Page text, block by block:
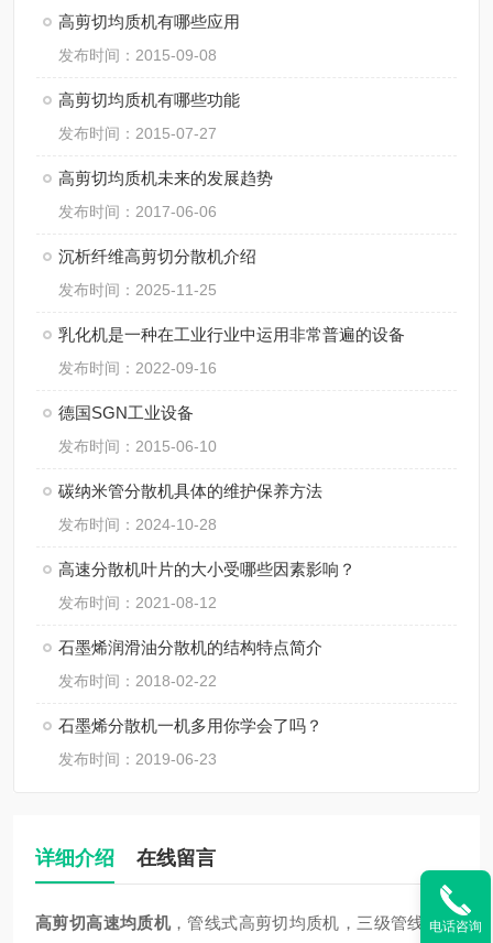
高剪切均质机有哪些应用
发布时间：2015-09-08
高剪切均质机有哪些功能
发布时间：2015-07-27
高剪切均质机未来的发展趋势
发布时间：2017-06-06
沉析纤维高剪切分散机介绍
发布时间：2025-11-25
乳化机是一种在工业行业中运用非常普遍的设备
发布时间：2022-09-16
德国SGN工业设备
发布时间：2015-06-10
碳纳米管分散机具体的维护保养方法
发布时间：2024-10-28
高速分散机叶片的大小受哪些因素影响？
发布时间：2021-08-12
石墨烯润滑油分散机的结构特点简介
发布时间：2018-02-22
石墨烯分散机一机多用你学会了吗？
发布时间：2019-06-23
详细介绍 在线留言
高剪切高速均质机，管线式高剪切均质机，三级管线式高
电话咨询